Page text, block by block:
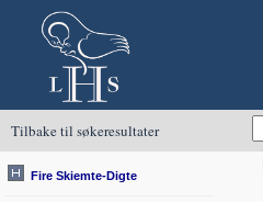
Tilbake til søkeresultater
Fire Skiemte-Digte